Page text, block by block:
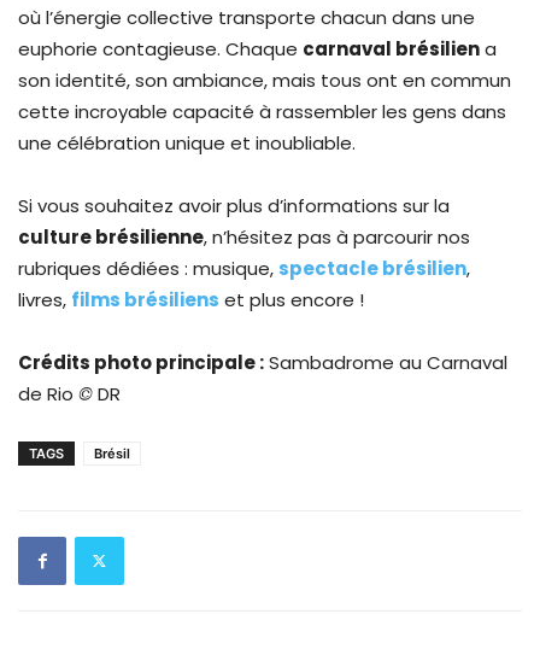
où l’énergie collective transporte chacun dans une
euphorie contagieuse. Chaque carnaval brésiliena
son identité, son ambiance, mais tous ont en commun
cette incroyable capacité à rassembler les gens dans
une célébration unique et inoubliable.
Si vous souhaitez avoir plus d’informations sur la
culture brésilienne, n’hésitez pas à parcourir nos
rubriques dédiées : musique, spectacle brésilien,
livres, films brésiliens et plus encore !
Crédits photo principale :Sambadrome au Carnaval
de Rio ©DR
TAGS Brésil